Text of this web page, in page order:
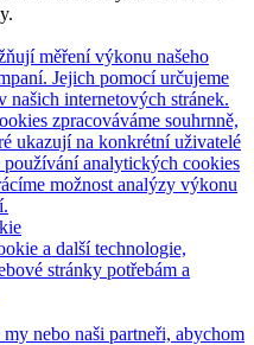
měření výkonu našeho
Jejich pomocí určujeme
našich internetových stránek.
zpracováváme souhrnně,
ukazují na konkrétní uživatelé
analytických cookies
možnost analýzy výkonu
a další technologie,
stránky potřebám a
nebo naši partneři, abychom